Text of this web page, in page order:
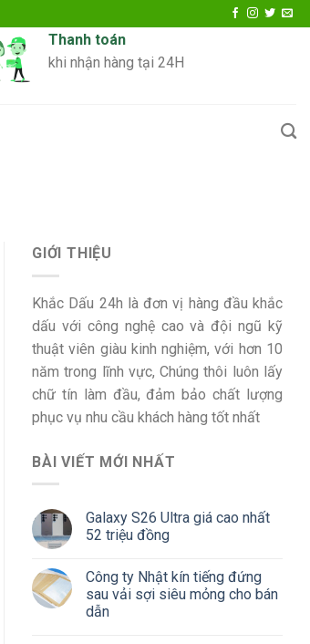
Thanh toán
khi nhận hàng tại 24H
GIỚI THIỆU
Khắc Dấu 24h là đơn vị hàng đầu khắc
dấu với công nghệ cao và đội ngũ kỹ
thuật viên giàu kinh nghiệm, với hơn 10
năm trong lĩnh vực, Chúng thôi luôn lấy
chữ tín làm đầu, đảm bảo chất lượng
phục vụ nhu cầu khách hàng tốt nhất
BÀI VIẾT MỚI NHẤT
Galaxy S26 Ultra giá cao nhất
52 triệu đồng
Công ty Nhật kín tiếng đứng
sau vải sợi siêu mỏng cho bán
dẫn